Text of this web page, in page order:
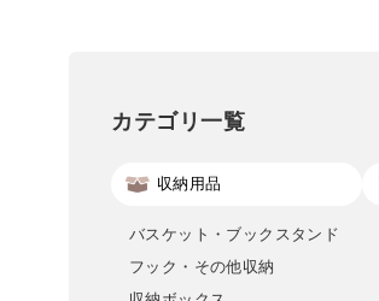
カテゴリ一覧
収納用品
バスケット・ブックスタンド
フック・その他収納